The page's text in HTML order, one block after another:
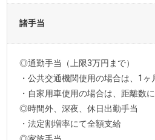
諸手当
◎通勤手当（上限3万円まで）
・公共交通機関使用の場合は、1
・自家用車使用の場合は、距離数
◎時間外、深夜、休日出勤手当
・法定割増率にて全額支給